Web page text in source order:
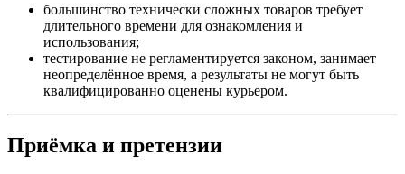
большинство технически сложных товаров требует
длительного времени для ознакомления и
использования;
тестирование не регламентируется законом, занимает
неопределённое время, а результаты не могут быть
квалифицированно оценены курьером.
Приёмка и претензии